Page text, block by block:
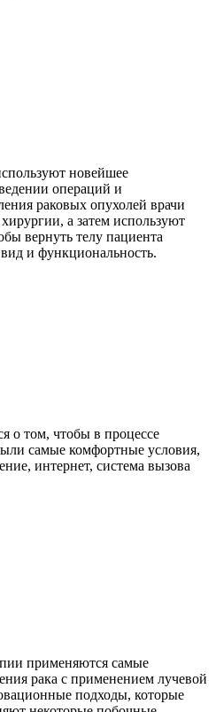
новейшее
операций и
раковых опухолей врачи
а затем используют
вернуть телу пациента
и функциональность.
о том, чтобы в процессе
самые комфортные условия,
интернет, система вызова
применяются самые
рака с применением лучевой
подходы, которые